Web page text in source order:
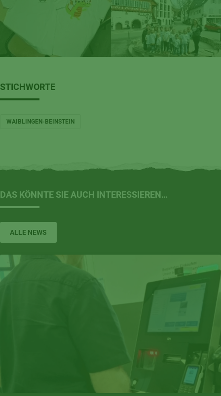
STICHWORTE
WAIBLINGEN-BEINSTEIN
DAS KÖNNTE SIE AUCH INTERESSIEREN…
ALLE NEWS